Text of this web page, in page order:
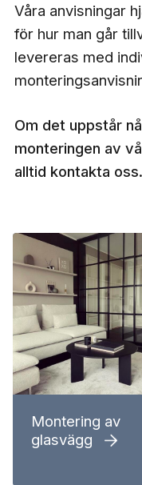
Våra anvisningar
för hur man går
levereras med
Om det uppstår
monteringen av
alltid kontakta oss.
Montering av
glasvägg